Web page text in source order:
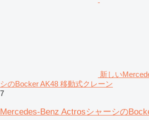
新しい
シのBocker AK48 移動式クレーン
7
Mercedes-Benz Actrosシャーシの